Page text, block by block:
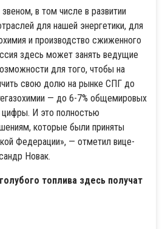
в том числе в развитии
для нашей энергетики, для
и производство сжиженного
здесь может занять ведущие
для того, чтобы на
свою долю на рынке СПГ до
— до 6-7% общемировых
И это полностью
которые были приняты
Федерации», — отметил вице-
Новак.
топлива здесь получат